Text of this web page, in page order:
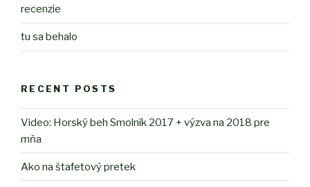
recenzie
tu sa behalo
RECENT POSTS
Video: Horský beh Smolník 2017 + výzva na 2018 pre
mňa
Ako na štafetový pretek